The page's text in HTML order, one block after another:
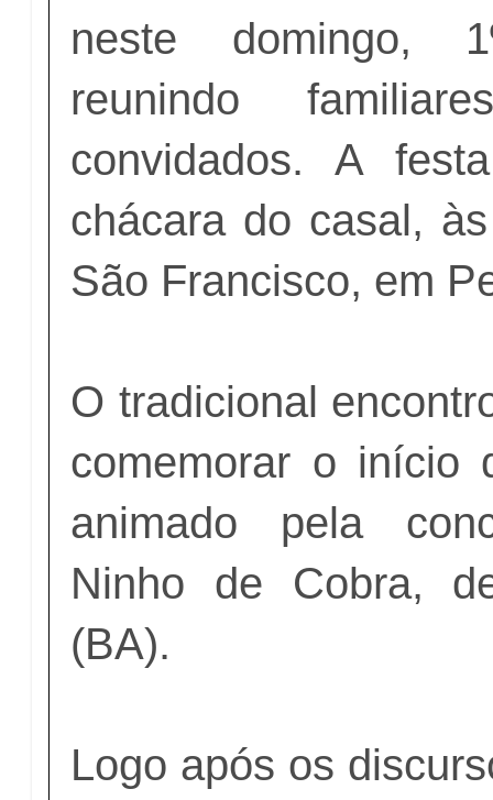
neste domingo,
reunindo
convidados. A
chácara do casal,
São Francisco, em
O tradicional
comemorar o início
animado pela
Ninho de Cobra,
(BA).
Logo após os